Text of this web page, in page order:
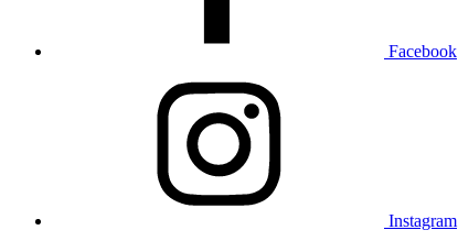
Facebook
Instagram